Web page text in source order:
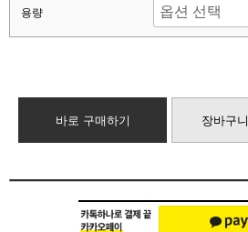
용량
바로 구매하기 장바구니